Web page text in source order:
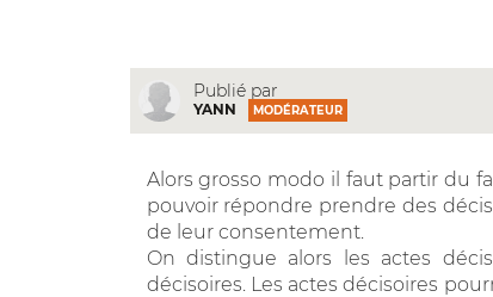
Publié par
YANN MODÉRATEUR
Alors grosso modo il faut partir du
pouvoir répondre prendre des
de leur consentement.
On distingue alors les actes
décisoires. Les actes décisoires